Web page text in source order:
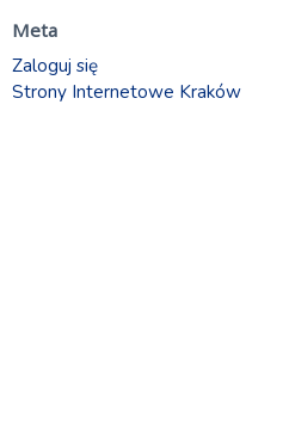
Meta
Zaloguj się
Strony Internetowe Kraków